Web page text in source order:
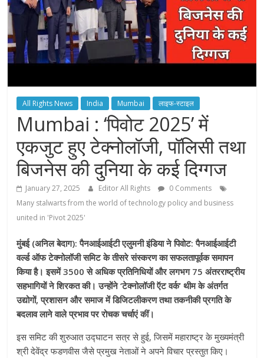
All Rights News India Mumbai लाइफ-स्टाइल
Mumbai : ‘पिवोट 2025’ में
एकजुट हुए टेक्‍नोलॉजी, पॉलिसी तथा
बिजनेस की दुनिया के कई दिग्‍गज
January 27, 2025 Editor All Rights
0 Comments
Many stalwarts from the world of technology policy and business
united in 'Pivot 2025'
मुंबई (अनिल बेदाग): पैनआईआईटी एलुमनी इंडिया ने पिवोट: पैनआईआईटी
वर्ल्‍ड ऑफ टेक्‍नोलॉजी समिट के तीसरे संस्‍करण का सफलतापूर्वक समापन
किया है। इसमें 3500 से अधिक प्रतिनिधियों और लगभग 75 अंतरराष्‍ट्रीय
सहभागियों ने शिरकत की। उन्‍होंने ‘टेक्‍नोलॉजी ऍट वर्क’ थीम के अंतर्गत
उद्योगों, प्रशासन और समाज में डिजिटलीकरण तथा तकनीकी प्रगति के
बदलाव लाने वाले प्रभाव पर रोचक चर्चाएं कीं।
इस समिट की शुरुआत उद्घाटन सत्र से हुई, जिसमें महाराष्ट्र के मुख्यमंत्री
श्री देवेंद्र फडणवीस जैसे प्रमुख नेताओं ने अपने विचार प्रस्तुत किए।